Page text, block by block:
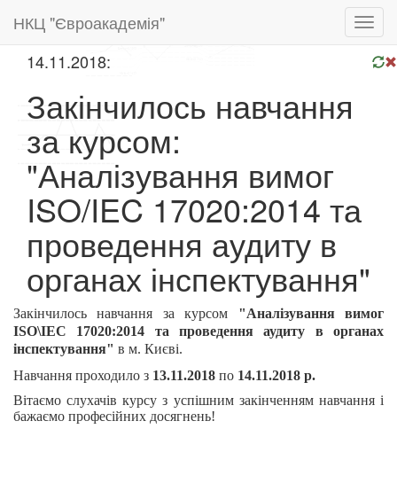
НКЦ "Євроакадемія"
14.11.2018:
Закінчилось навчання
за курсом:
"Аналізування вимог
ISO/IEC 17020:2014 та
проведення аудиту в
органах інспектування"
Закінчилось навчання за курсом
"Аналізування вимог
ISO\IEC 17020:2014 та проведення аудиту в органах
інспектування" в м. Києві.
Навчання проходило з 13.11.2018 по 14.11.2018 р.
Вітаємо слухачів курсу з успішним закінченням навчання і
бажаємо професійних досягнень!